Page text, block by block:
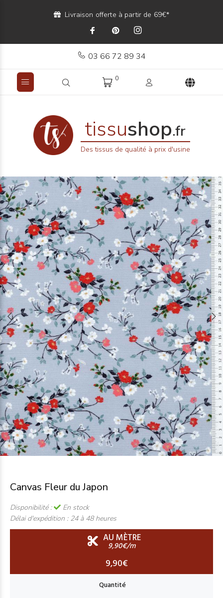
Livraison offerte à partir de 69€*
03 66 72 89 34
0
tissushop.fr
Des tissus de qualité à prix d'usine
Canvas Fleur du Japon
Disponibilité :
En stock
Délai d'expédition : 24 à 48 heures
AU MÈTRE
9,90€/m
9,90€